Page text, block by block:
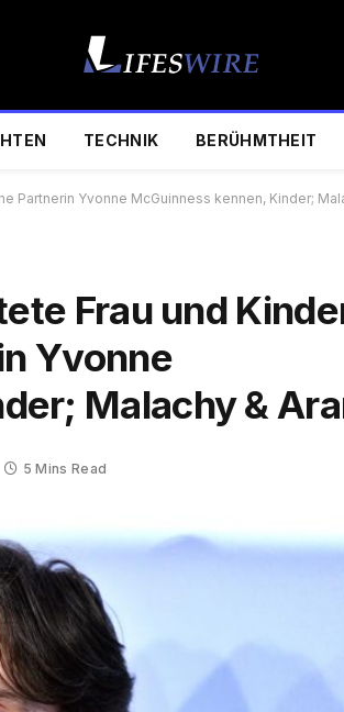
TECHNIK BERÜHMTHEIT
Partnerin Yvonne McGuinness kennen, Kinder;
Frau und
Yvonne
Malachy &
5 Mins Read